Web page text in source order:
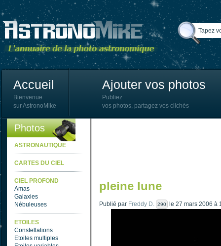
Accueil
Bienvenue
sur AstronoMike
Ajouter vos photos
Publiez
vos photos, partagez vos clichés
Photos
ASTRONAUTIQUE
CARTES DU CIEL
CIEL PROFOND
Amas
Galaxies
Nébuleuses
ETOILES
Constellations
Etoiles multiples
pleine lune
Publié par Freddy D. 290 le 27 mars 2006 à